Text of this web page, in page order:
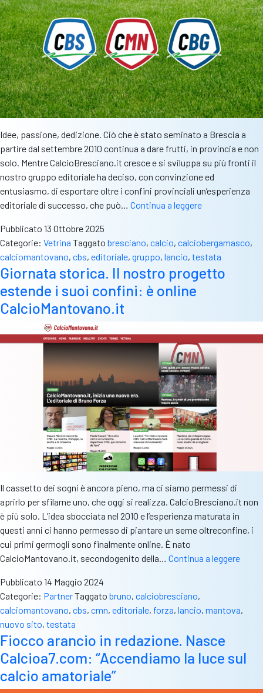
lavoro
per
accogliere
nuovi
innesti”
Idee, passione, dedizione. Ciò che è stato seminato a Brescia a
partire dal settembre 2010 continua a dare frutti, in provincia e non
solo. Mentre CalcioBresciano.it cresce e si sviluppa su più fronti il
nostro gruppo editoriale ha deciso, con convinzione ed
entusiasmo, di esportare oltre i confini provinciali un’esperienza
editoriale di successo, che può… Continua a leggereBrescia,
ora
Bergamo.
Giornata
nostro
gruppo
editoriale,
sempre
più
grande
Pubblicato 13 Ottobre 2025
Categorie: Vetrina Taggato bresciano, calcio, calciobergamasco,
calciomantovano, cbs, editoriale, gruppo, lancio, testata
Giornata storica. Il nostro progetto
estende i suoi confini: è online
CalcioMantovano.it
Il cassetto dei sogni è ancora pieno, ma ci siamo permessi di
aprirlo per sfilarne uno, che oggi si realizza. CalcioBresciano.it non
è più solo. L’idea sbocciata nel 2010 e l’esperienza maturata in
questi anni ci hanno permesso di piantare un seme oltreconfine, i
cui primi germogli sono finalmente online. È nato
CalcioMantovano.it, secondogenito della… Continua a leggere
suoi
Pubblicato 14 Maggio 2024
Categorie: PartnerTaggato bruno, calciobresciano,
calciomantovano, cbs, cmn, editoriale, forza, lancio, mantova,
nuovo sito, testata
Fiocco arancio in redazione. Nasce
Calcioa7.com: “Accendiamo la luce sul
calcio amatoriale”